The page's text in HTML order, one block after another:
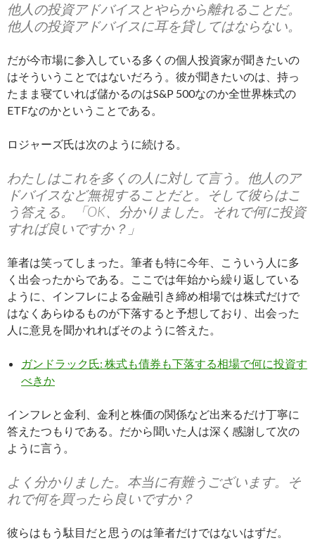
他人の投資アドバイスとやらから離れることだ。
他人の投資アドバイスに耳を貸してはならない。
だが今市場に参入している多くの個人投資家が聞きたいの
はそういうことではないだろう。彼が聞きたいのは、持っ
たまま寝ていれば儲かるのはS&P 500なのか全世界株式の
ETFなのかということである。
ロジャーズ氏は次のように続ける。
わたしはこれを多くの人に対して言う。他人のア
ドバイスなど無視することだと。そして彼らはこ
う答える。「OK、分かりました。それで何に投資
すれば良いですか？」
筆者は笑ってしまった。筆者も特に今年、こういう人に多
く出会ったからである。ここでは年始から繰り返している
ように、インフレによる金融引き締め相場では株式だけで
はなくあらゆるものが下落すると予想しており、出会った
人に意見を聞かれればそのように答えた。
ガンドラック氏: 株式も債券も下落する相場で何に投資す
べきか
インフレと金利、金利と株価の関係など出来るだけ丁寧に
答えたつもりである。だから聞いた人は深く感謝して次の
ように言う。
よく分かりました。本当に有難うございます。そ
れで何を買ったら良いですか？
彼らはもう駄目だと思うのは筆者だけではないはずだ。